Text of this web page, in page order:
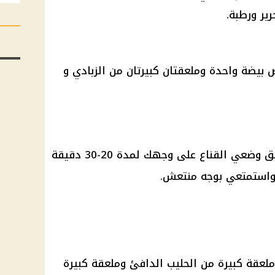
ورطبة.
واحدة وملعقتان كبيرتان من الزبادي و
امزجي المكونات جيدًا لمدة 3 دقائق وضعي القناع على وجهك لمدة 20-30 دقيقة
واستمتعي بوجه منتعش.
كبيرة من الحليب الدافئ وملعقة كبيرة